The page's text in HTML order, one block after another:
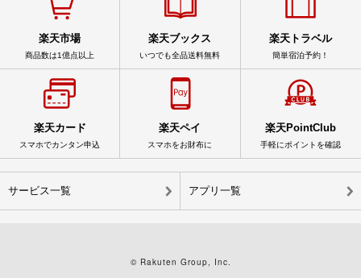
楽天市場
商品数は1億点以上
楽天ブックス
いつでも全品送料無料
楽天トラベル
簡単宿泊予約！
楽天カード
スマホでカンタン申込
楽天ペイ
スマホをお財布に
楽天PointClub
手軽にポイントを確認
サービス一覧 アプリ一覧
© Rakuten Group, Inc.